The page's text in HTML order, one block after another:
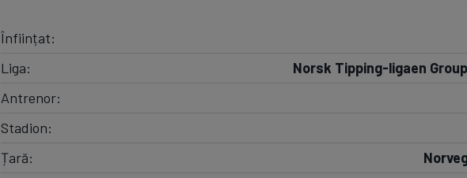
Înființat
Liga
Norsk Tipping-ligaen
Antrenor
Stadion
Țară